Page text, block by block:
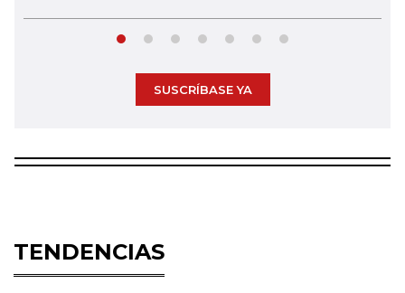
SUSCRÍBASE YA
TENDENCIAS